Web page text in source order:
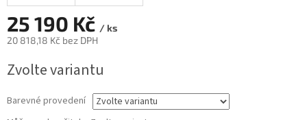
25 190 Kč / ks
20 818,18 Kč bez DPH
cena:
Zvolte variantu
Barevné provedení